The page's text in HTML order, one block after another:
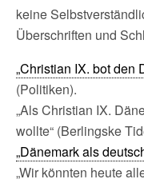
keine
Überschriften und
„Christian IX. bot den
(Politiken).
„Als Christian IX.
wollte“ (Berlingske
„Dänemark als
„Wir könnten heute